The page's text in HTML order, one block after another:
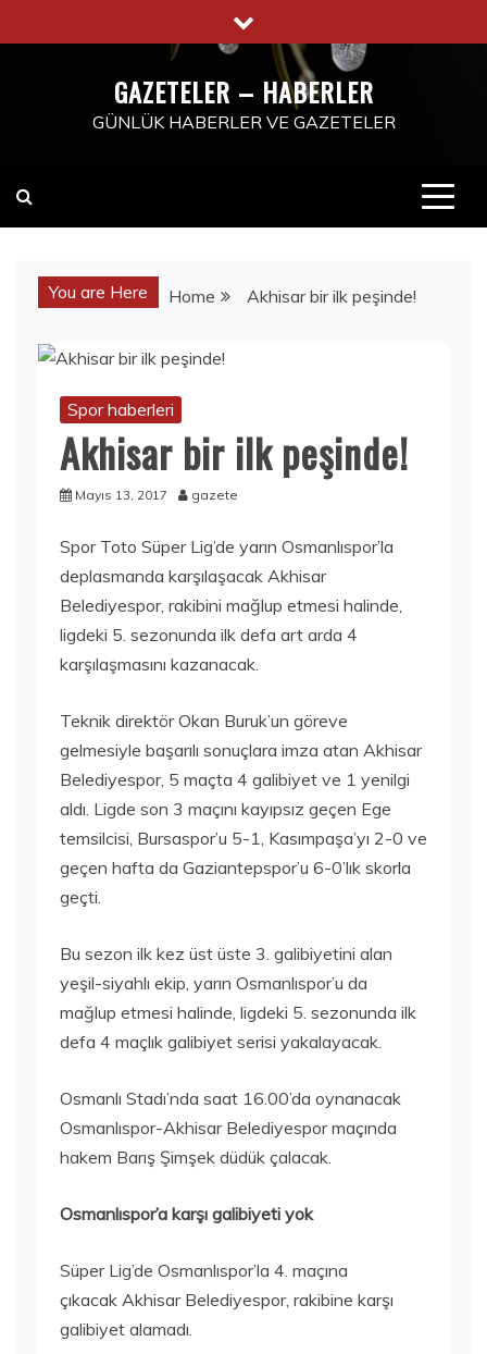
to
GAZETELER – HABERLER
GÜNLÜK HABERLER VE GAZETELER
You are Here Home Akhisar bir ilk peşinde!
Spor haberleri
Akhisar bir ilk peşinde!
Mayıs 13, 2017 gazete
Spor Toto Süper Lig’de yarın Osmanlıspor’la
deplasmanda karşılaşacak Akhisar
Belediyespor, rakibini mağlup etmesi halinde,
ligdeki 5. sezonunda ilk defa art arda 4
karşılaşmasını kazanacak.
Teknik direktör Okan Buruk’un göreve
gelmesiyle başarılı sonuçlara imza atan Akhisar
Belediyespor, 5 maçta 4 galibiyet ve 1 yenilgi
aldı. Ligde son 3 maçını kayıpsız geçen Ege
temsilcisi, Bursaspor’u 5-1, Kasımpaşa’yı 2-0 ve
geçen hafta da Gaziantepspor’u 6-0’lık skorla
geçti.
Bu sezon ilk kez üst üste 3. galibiyetini alan
yeşil-siyahlı ekip, yarın Osmanlıspor’u da
mağlup etmesi halinde, ligdeki 5. sezonunda ilk
defa 4 maçlık galibiyet serisi yakalayacak.
Osmanlı Stadı’nda saat 16.00’da oynanacak
Osmanlıspor-Akhisar Belediyespor maçında
hakem Barış Şimşek düdük çalacak.
Osmanlıspor’a karşı galibiyeti yok
Süper Lig’de Osmanlıspor’la 4. maçına
çıkacak Akhisar Belediyespor, rakibine karşı
galibiyet alamadı.